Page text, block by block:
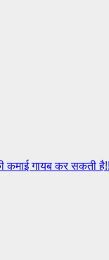
कमाई गायब कर सकती